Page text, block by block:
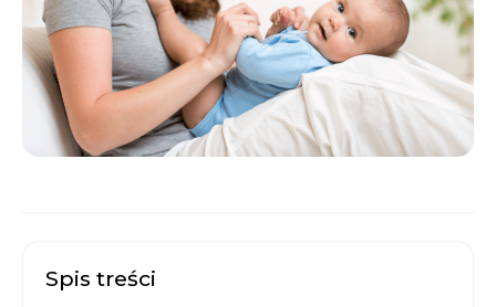
Spis treści